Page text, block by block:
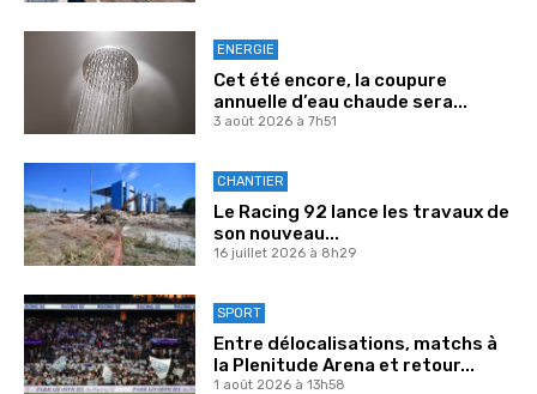
ENERGIE
Cet été encore, la coupure
annuelle d’eau chaude sera...
3 août 2026 à 7h51
CHANTIER
Le Racing 92 lance les travaux de
son nouveau...
16 juillet 2026 à 8h29
SPORT
Entre délocalisations, matchs à
la Plenitude Arena et retour...
1 août 2026 à 13h58